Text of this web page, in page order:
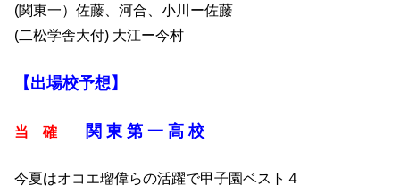
(関東一）佐藤、河合、小川ー佐藤
(二松学舎大付) 大江ー今村
【出場校予想】
当 確 関 東 第 一 高 校
今夏はオコエ瑠偉らの活躍で甲子園ベスト４